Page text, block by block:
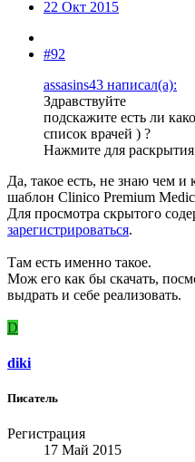
22 Окт 2015
#92
assasins43 написал(а):
Здравствуйте
подскажите есть ли
список врачей ) ?
Нажмите для
Да, такое есть, не знаю чем и
шаблон Clinico Premium
Для просмотра скрытого
зарегистрироваться.
Там есть именно такое.
Мож его как бы скачать,
выдрать и себе реализовать.
D
diki
Писатель
Регистрация
17 Май 2015